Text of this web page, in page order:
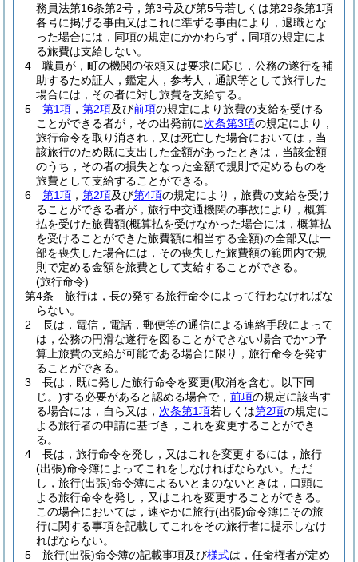
務員法第16条第2号，第3号及び第5号若しくは第29条第1項
各号に掲げる事由又はこれに準ずる事由により，退職とな
った場合には，同項の規定にかかわらず，同項の規定によ
る旅費は支給しない。
4
職員が，町の機関の依頼又は要求に応じ，公務の遂行を補
助するため証人，鑑定人，参考人，通訳等として旅行した
場合には，その者に対し旅費を支給する。
5
第1項 ， 第2項及び前項の規定により旅費の支給を受ける
ことができる者が，その出発前に次条第3項の規定により，
旅行命令を取り消され，又は死亡した場合においては，当
該旅行のため既に支出した金額があったときは，当該金額
のうち，その者の損失となった金額で規則で定めるものを
旅費として支給することができる。
6
第1項 ， 第2項及び第4項の規定により，旅費の支給を受け
ることができる者が，旅行中交通機関の事故により，概算
払を受けた旅費額(概算払を受けなかった場合には，概算払
を受けることができた旅費額に相当する金額)の全部又は一
部を喪失した場合には，その喪失した旅費額の範囲内で規
則で定める金額を旅費として支給することができる。
(旅行命令)
第4条
旅行は，長の発する旅行命令によって行わなければな
らない。
2
長は，電信，電話，郵便等の通信による連絡手段によって
は，公務の円滑な遂行を図ることができない場合でかつ予
算上旅費の支給が可能である場合に限り，旅行命令を発す
ることができる。
3
長は，既に発した旅行命令を変更(取消を含む。以下同
じ。)する必要があると認める場合で， 前項の規定に該当す
る場合には，自ら又は， 次条第1項若しくは第2項の規定に
よる旅行者の申請に基づき，これを変更することができ
る。
4
長は，旅行命令を発し，又はこれを変更するには，旅行
(出張)命令簿によってこれをしなければならない。 ただ
し，旅行(出張)命令簿によるいとまのないときは，口頭に
よる旅行命令を発し，又はこれを変更することができる。
この場合においては，速やかに旅行(出張)命令簿にその旅
行に関する事項を記載してこれをその旅行者に提示しなけ
ればならない。
5
旅行(出張)命令簿の記載事項及び様式は，任命権者が定め